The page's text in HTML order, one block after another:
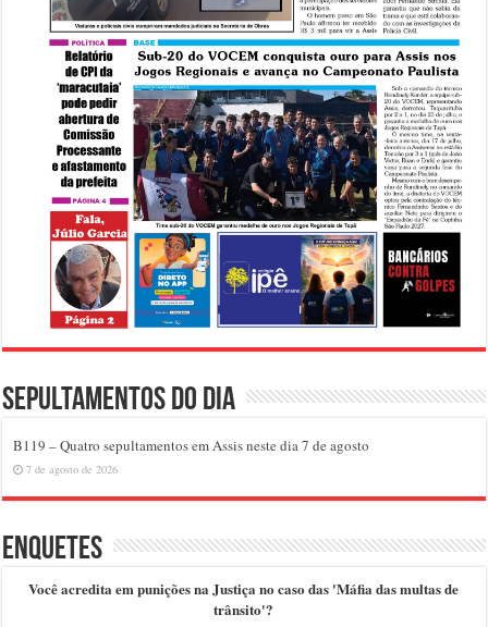
Sepultamentos do dia
B119 – Quatro sepultamentos em Assis neste dia 7 de agosto
7 de agosto de 2026
Enquetes
Você acredita em punições na Justiça no caso das 'Máfia das multas de
trânsito'?